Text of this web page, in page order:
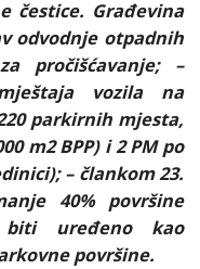
čestice. Građevina
odvodnje otpadnih
pročišćavanje; –
vozila na
parkirnih mjesta,
m2 BPP) i 2 PM po
– člankom 23.
40% površine
biti uređeno kao
površine.